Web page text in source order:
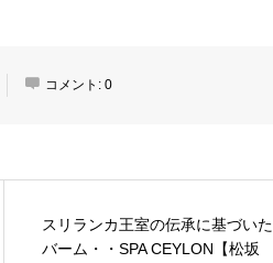
コメント: 0
スリランカ王室の伝承に基づいた
バーム・・SPA CEYLON【松坂